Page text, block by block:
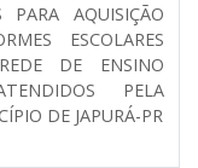
AQUISIÇÃO
ESCOLARES
DE ENSINO
PELA
DE JAPURÁ-PR